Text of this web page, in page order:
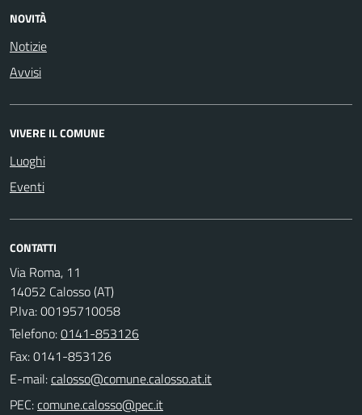
NOVITÀ
Notizie
Avvisi
VIVERE IL COMUNE
Luoghi
Eventi
CONTATTI
Via Roma, 11
14052 Calosso (AT)
P.Iva: 00195710058
Telefono:0141-853126
Fax: 0141-853126
E-mail:
PEC: